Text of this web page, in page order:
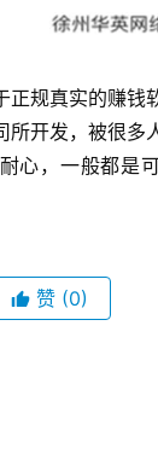
规真实的赚钱
所开发，被很多
心，一般都是
赞 (0)